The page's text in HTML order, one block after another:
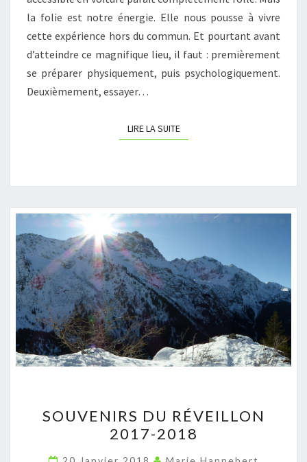
la folie est notre énergie. Elle nous pousse à vivre
cette expérience hors du commun. Et pourtant avant
d’atteindre ce magnifique lieu, il faut : premièrement
se préparer physiquement, puis psychologiquement.
Deuxièmement, essayer…
LIRE LA SUITELIRE LA SUITE
DU
RÉVEILLON
2017-
SOUVENIRS DU RÉVEILLON
2017-2018